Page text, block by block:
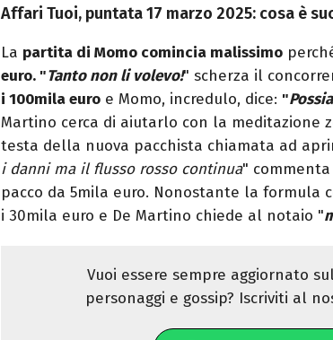
Affari Tuoi, puntata 17 marzo 2025: cosa è
La partita di Momo comincia malissimo
euro. "Tanto non li volevo!" scherza il
i 100mila euro e Momo, incredulo, dice: "
Martino cerca di aiutarlo con la meditazione
testa della nuova pacchista chiamata ad
i danni ma il flusso rosso continua"
pacco da 5mila euro. Nonostante la formula
i 30mila euro e De Martino chiede al notaio "
Vuoi essere sempre aggiornato
personaggi e gossip? Iscriviti al